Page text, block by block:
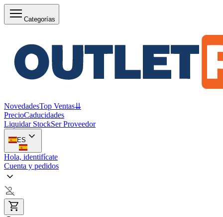
Categorías
NovedadesTop Ventas⇊
PrecioCaducidades
Liquidar StockSer Proveedor
ES
Hola, identifícate
Cuenta y pedidos